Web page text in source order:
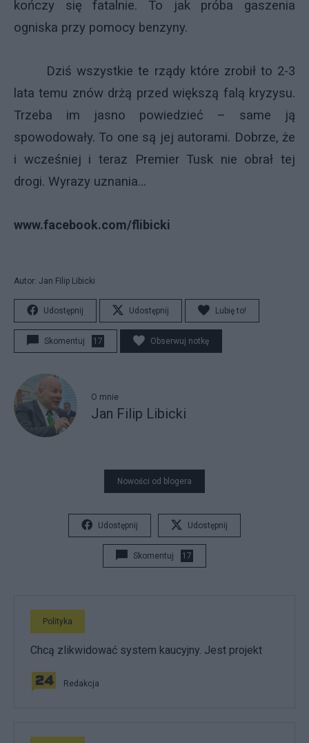
kończy się fatalnie. To jak próba gaszenia
ogniska przy pomocy benzyny.
Dziś wszystkie te rządy które zrobił to 2-3
lata temu znów drżą przed większą falą kryzysu.
Trzeba im jasno powiedzieć – same ją
spowodowały. To one są jej autorami. Dobrze, że
i wcześniej i teraz Premier Tusk nie obrał tej
drogi. Wyrazy uznania…
www.facebook.com/flibicki
Autor: Jan Filip Libicki
Udostępnij Udostępnij Lubię to!
Skomentuj 17 Obserwuj notkę
O mnie
Jan Filip Libicki
Nowości od blogera
Udostępnij Udostępnij
Skomentuj 17
Polityka
Chcą zlikwidować system kaucyjny. Jest projekt
Redakcja